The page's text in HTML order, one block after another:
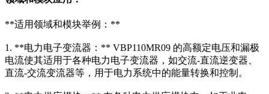
**适用领域和模块举例：**
1. **电力电子变流器：** VBP110MR09 的高额定电压和漏极
电流使其适用于各种电力电子变流器，如交流-直流逆变器、
直流-交流变流器等，用于电力系统中的能量转换和控制。